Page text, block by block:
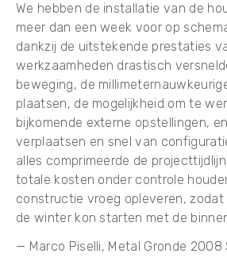
We hebben de installatie van de
meer dan een week voor op
dankzij de uitstekende prestaties
werkzaamheden drastisch
beweging, de
plaatsen, de mogelijkheid om te
bijkomende externe opstellingen,
verplaatsen en snel van
alles comprimeerde de
totale kosten onder controle
constructie vroeg opleveren,
de winter kon starten met de
— Marco Piselli, Metal Gronde 2008